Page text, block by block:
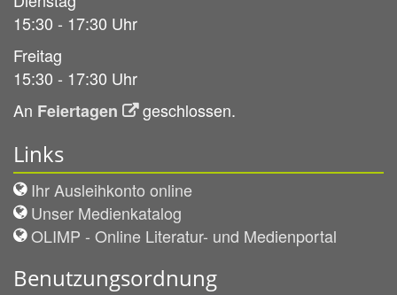
15:30 - 17:30 Uhr
Freitag
15:30 - 17:30 Uhr
An Feiertagen geschlossen.
Links
Ihr Ausleihkonto online
Unser Medienkatalog
OLIMP - Online Literatur- und Medienportal
Benutzungsordnung